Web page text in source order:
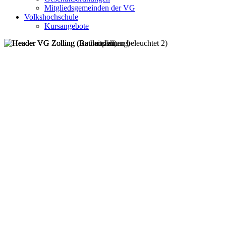
Mitgliedsgemeinden der VG
Volkshochschule
Kursangebote